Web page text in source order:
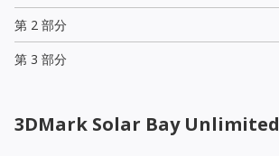
第 2 部分
第 3 部分
3DMark Solar Bay Unlimited